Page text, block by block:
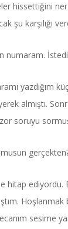
hissettiğini
şu karşılığı
numaram.
yazdığım
almıştı.
soruyu
hitap
Hoşlanmak
sesime